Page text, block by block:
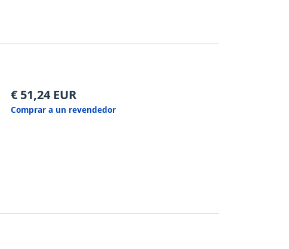
€ 51,24 EUR
Comprar a un revendedor